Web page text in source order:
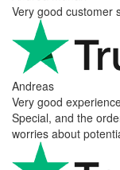
Ahmed Sherif
Excellent coffee
though I’m in
The grinder feels ...